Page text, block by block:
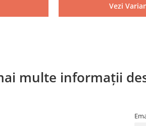
Vezi
multe informații